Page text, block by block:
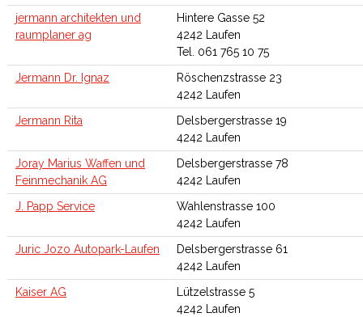
jermann architekten und
raumplaner ag
Hintere Gasse 52
4242 Laufen
Tel. 061 765 10 75
Jermann Dr. Ignaz
Röschenzstrasse 23
4242 Laufen
Jermann Rita
Delsbergerstrasse 19
4242 Laufen
Joray Marius Waffen und
Feinmechanik AG
Delsbergerstrasse 78
4242 Laufen
J. Papp Service
Wahlenstrasse 100
4242 Laufen
Juric Jozo Autopark-Laufen
Delsbergerstrasse 61
4242 Laufen
Kaiser AG
Lützelstrasse 5
4242 Laufen